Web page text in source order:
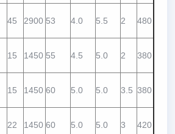
45 2900 53 4.0 5.5 2 480
15 1450 55 4.5 5.0 2 380
15 1450 60 5.0 5.0 3.5 380
22 1450 60 5.0 5.0 3 420